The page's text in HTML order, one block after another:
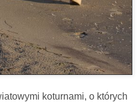
koturnami, o których